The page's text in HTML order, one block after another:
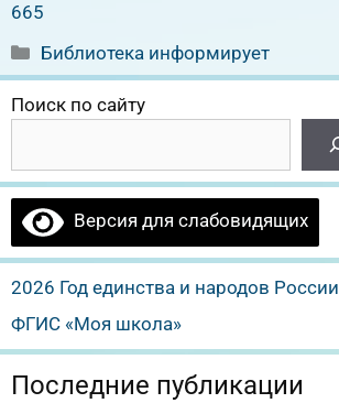
665
Рубрики
Библиотека информирует
Поиск по сайту
Версия для слабовидящих
2026 Год единства и народов России
ФГИС «Моя школа»
Последние публикации